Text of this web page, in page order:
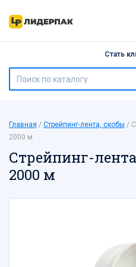
Стать
Назад
Барные принадлежности
Бумажная продукция
Ведра, банки с
Канцелярские товары
Контейнеры одноразовые
Главная Стрейпинг-лента, скобы
2000 м
Стрейпинг-
2000 м